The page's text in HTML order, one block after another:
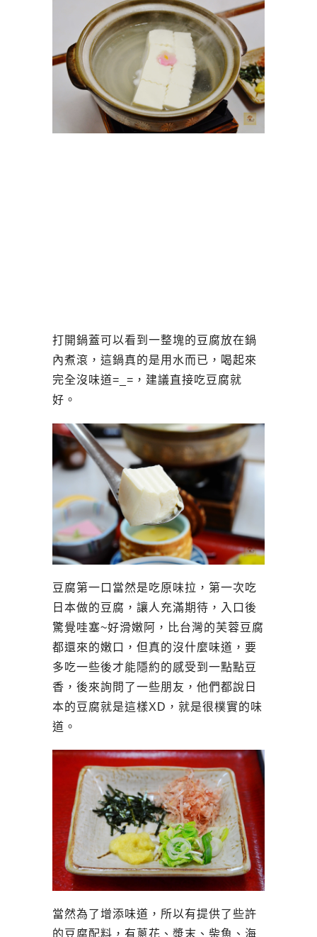
打開鍋蓋可以看到一整塊的豆腐放在鍋
內煮滾，這鍋真的是用水而已，喝起來
完全沒味道=_=，建議直接吃豆腐就
好。
豆腐第一口當然是吃原味拉，第一次吃
日本做的豆腐，讓人充滿期待，入口後
驚覺哇塞~好滑嫩阿，比台灣的芙蓉豆腐
都還來的嫩口，但真的沒什麼味道，要
多吃一些後才能隱約的感受到一點點豆
香，後來詢問了一些朋友，他們都說日
本的豆腐就是這樣XD，就是很樸實的味
道。
當然為了增添味道，所以有提供了些許
的豆腐配料，有蔥花、漿末、柴魚、海